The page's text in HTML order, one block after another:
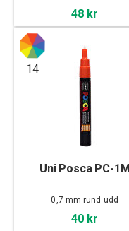
48 kr
14
Uni Posca PC-1M
0,7 mm rund udd
40 kr